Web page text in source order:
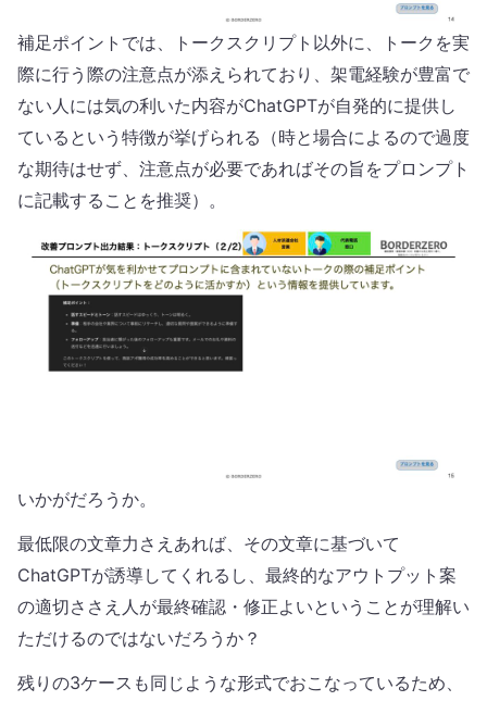
補足ポイントでは、トークスクリプト以外に、トークを実
際に行う際の注意点が添えられており、架電経験が豊富で
ない人には気の利いた内容がChatGPTが自発的に提供し
ているという特徴が挙げられる（時と場合によるので過度
な期待はせず、注意点が必要であればその旨をプロンプト
に記載することを推奨）。
いかがだろうか。
最低限の文章力さえあれば、その文章に基づいて
ChatGPTが誘導してくれるし、最終的なアウトプット案
の適切ささえ人が最終確認・修正よいということが理解い
ただけるのではないだろうか？
残りの3ケースも同じような形式でおこなっているため、